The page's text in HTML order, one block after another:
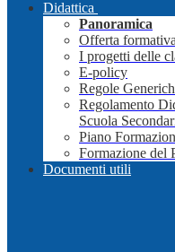
Didattica
Panoramica
Offerta formativa
I progetti delle
E-policy
Regole
Regolamento
Scuola
Piano
Formazione del
Documenti utili